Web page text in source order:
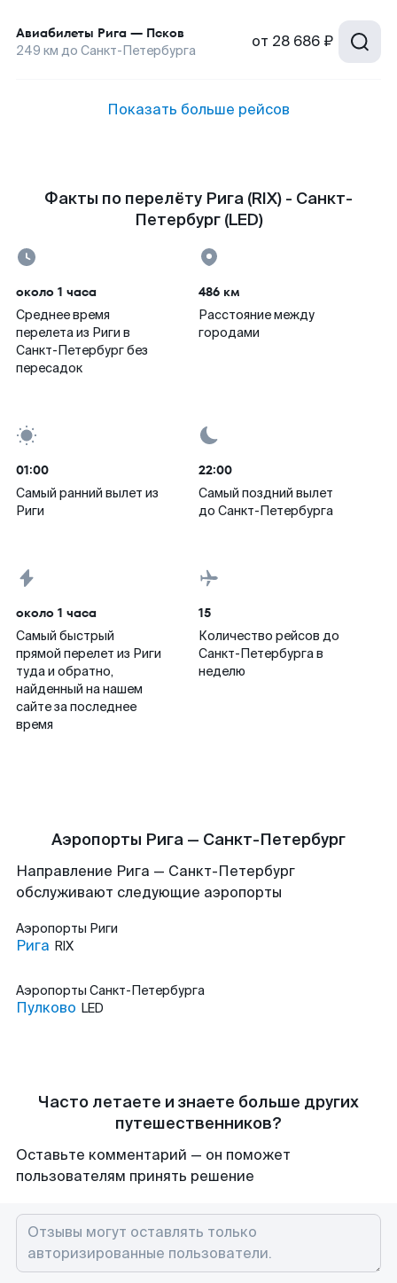
Авиабилеты Рига — Псков
249 км до Санкт-Петербурга от 28 686 ₽
Показать больше рейсов
Факты по перелёту Рига (RIX) - Санкт-
Петербург (LED)
около 1 часа
Среднее время
перелета из Риги в
Санкт-Петербург без
пересадок
486 км
Расстояние между
городами
01:00
Самый ранний вылет из
Риги
22:00
Самый поздний вылет
до Санкт-Петербурга
около 1 часа
Самый быстрый
прямой перелет из Риги
туда и обратно,
найденный на нашем
сайте за последнее
время
15
Количество рейсов до
Санкт-Петербурга в
неделю
Аэропорты Рига — Санкт-Петербург
Направление Рига — Санкт-Петербург
обслуживают следующие аэропорты
Аэропорты Риги
Рига RIX
Аэропорты Санкт-Петербурга
Пулково LED
Часто летаете и знаете больше других
путешественников?
Оставьте комментарий — он поможет
пользователям принять решение